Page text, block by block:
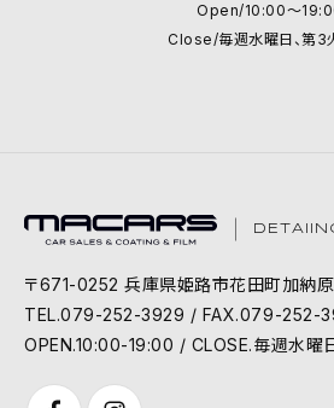
Open/10:00～
Close/毎週水曜日、第3
〒671-0252 兵庫県姫路市花田町加納
TEL.079-252-3929 / FAX.079-252-
OPEN.10:00-19:00 / CLOSE.毎週水曜